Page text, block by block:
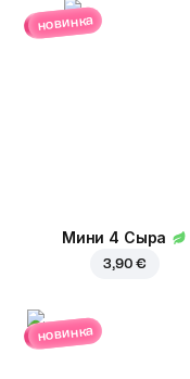
новинка
Мини 4 Сыра
3,90 €
новинка